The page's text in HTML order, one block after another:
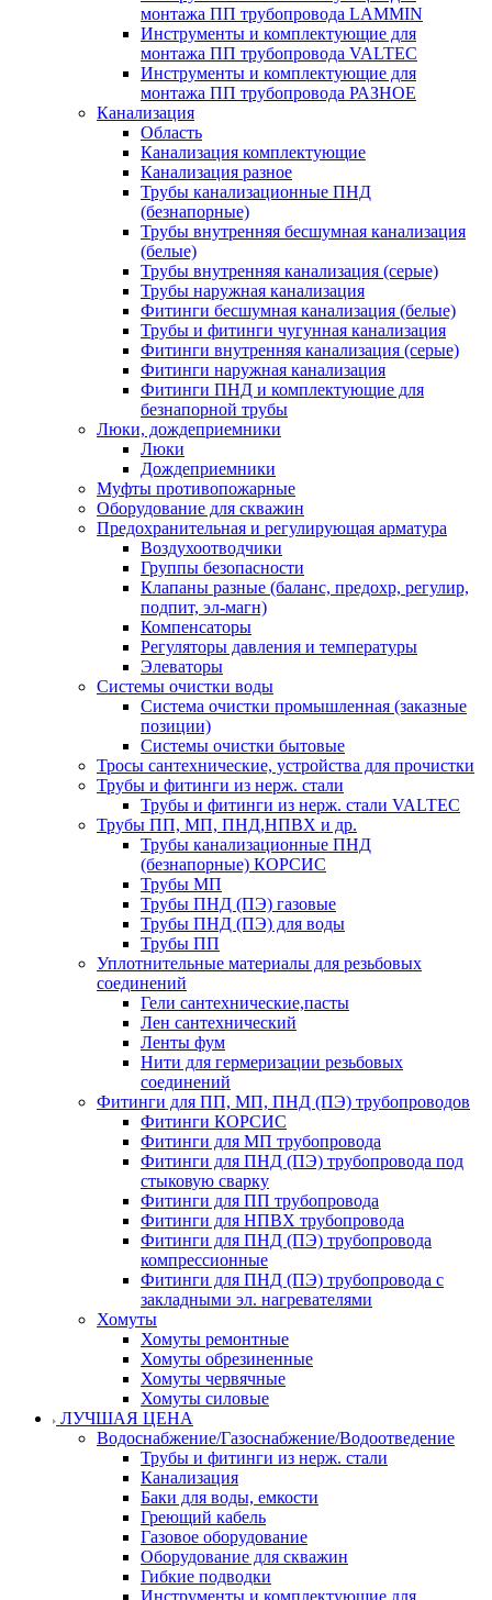
монтажа ПП трубопровода LAMMIN
Инструменты и комплектующие для
монтажа ПП трубопровода VALTEC
Инструменты и комплектующие для
монтажа ПП трубопровода РАЗНОЕ
Канализация
Область
Канализация комплектующие
Канализация разное
Трубы канализационные ПНД
(безнапорные)
Трубы внутренняя бесшумная канализация
(белые)
Трубы внутренняя канализация (серые)
Трубы наружная канализация
Фитинги бесшумная канализация (белые)
Трубы и фитинги чугунная канализация
Фитинги внутренняя канализация (серые)
Фитинги наружная канализация
Фитинги ПНД и комплектующие для
безнапорной трубы
Люки, дождеприемники
Люки
Дождеприемники
Муфты противопожарные
Оборудование для скважин
Предохранительная и регулирующая арматура
Воздухоотводчики
Группы безопасности
Клапаны разные (баланс, предохр, регулир,
подпит, эл-магн)
Компенсаторы
Регуляторы давления и температуры
Элеваторы
Системы очистки воды
Система очистки промышленная (заказные
позиции)
Системы очистки бытовые
Тросы сантехнические, устройства для прочистки
Трубы и фитинги из нерж. стали
Трубы и фитинги из нерж. стали VALTEC
Трубы ПП, МП, ПНД,НПВХ и др.
Трубы канализационные ПНД
(безнапорные) КОРСИС
Трубы МП
Трубы ПНД (ПЭ) газовые
Трубы ПНД (ПЭ) для воды
Трубы ПП
Уплотнительные материалы для резьбовых
соединений
Гели сантехнические,пасты
Лен сантехнический
Ленты фум
Нити для гермеризации резьбовых
соединений
Фитинги для ПП, МП, ПНД (ПЭ) трубопроводов
Фитинги КОРСИС
Фитинги для МП трубопровода
Фитинги для ПНД (ПЭ) трубопровода под
стыковую сварку
Фитинги для ПП трубопровода
Фитинги для НПВХ трубопровода
Фитинги для ПНД (ПЭ) трубопровода
компрессионные
Фитинги для ПНД (ПЭ) трубопровода с
закладными эл. нагревателями
Хомуты
Хомуты ремонтные
Хомуты обрезиненные
Хомуты червячные
Хомуты силовые
ЛУЧШАЯ ЦЕНА
Водоснабжение/Газоснабжение/Водоотведение
Трубы и фитинги из нерж. стали
Канализация
Баки для воды, емкости
Греющий кабель
Газовое оборудование
Оборудование для скважин
Гибкие подводки
Инструменты и комплектующие для